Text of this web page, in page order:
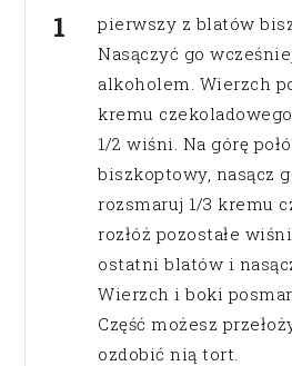
pierwszy z blatów
Nasączyć go
alkoholem. Wierzch
kremu
1/2 wiśni. Na górę
biszkoptowy, nasącz
rozsmaruj 1/3 kremu
rozłóż pozostałe
ostatni blatów i
Wierzch i boki
Część możesz
ozdobić nią tort.